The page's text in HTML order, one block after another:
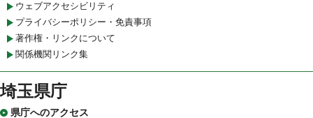
ウェブアクセシビリティ
プライバシーポリシー・免責事項
著作権・リンクについて
関係機関リンク集
埼玉県庁
県庁へのアクセス